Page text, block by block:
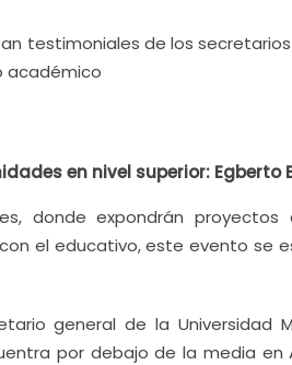
testimoniales de los
académico
en nivel superior: Egberto
donde expondrán
el educativo, este evento se
general de la Universidad
por debajo de la media en